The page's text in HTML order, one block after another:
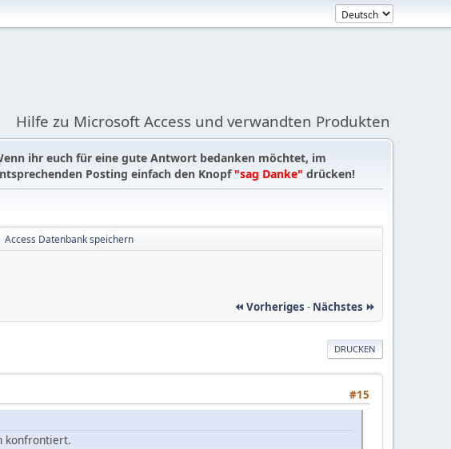
Hilfe zu Microsoft Access und verwandten Produkten
ihr euch für eine gute Antwort bedanken möchtet, im
Posting einfach den Knopf "sag Danke" drücken!
Access Datenbank speichern
⏪ Vorheriges - Nächstes ⏩
DRUCKEN
#15
konfrontiert.